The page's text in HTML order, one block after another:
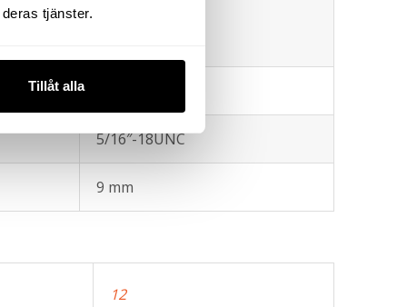
tjänster.
Tillåt alla
5/16″-18UNC
9 mm
12